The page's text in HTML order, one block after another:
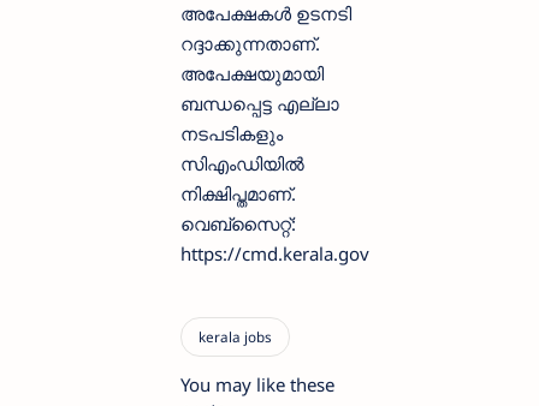
അപേക്ഷകള്‍ ഉടനടി
റദ്ദാക്കുന്നതാണ്.
അപേക്ഷയുമായി
ബന്ധപ്പെട്ട എല്ലാ
നടപടികളും
സിഎംഡിയില്‍
നിക്ഷിപ്തമാണ്.
വെബ്‌സൈറ്റ്:
https://cmd.kerala.gov
You may like these